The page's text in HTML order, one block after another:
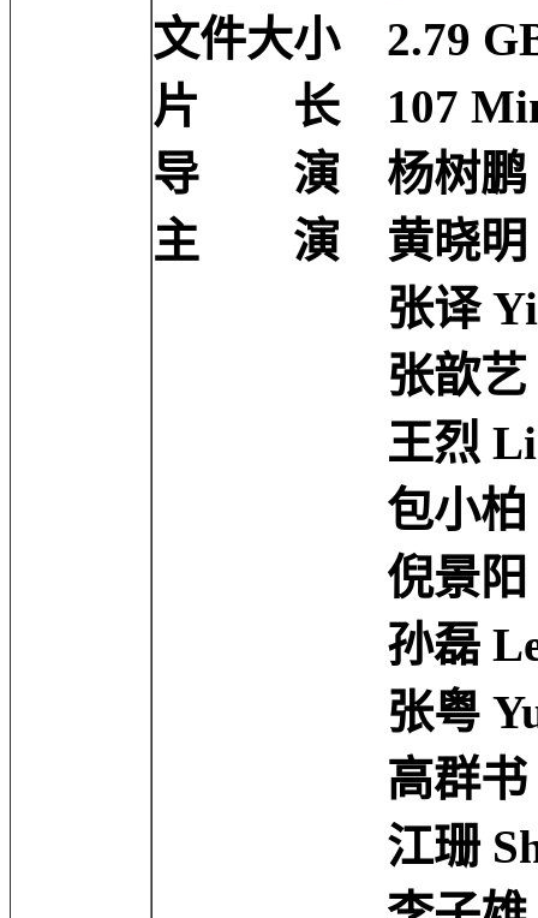
文件大小 2.79
片 长 107
导 演 杨树鹏
主 演 黄晓明
张译 Yi
张歆艺
王烈 Lie
包小柏 Tino
倪景阳
孙磊 Lei
张粤 Yue
高群书
江珊 Shan